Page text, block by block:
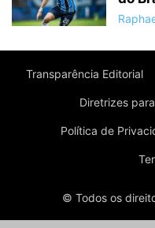
Transparência Editorial
Diretrizes
Política de
© Todos os